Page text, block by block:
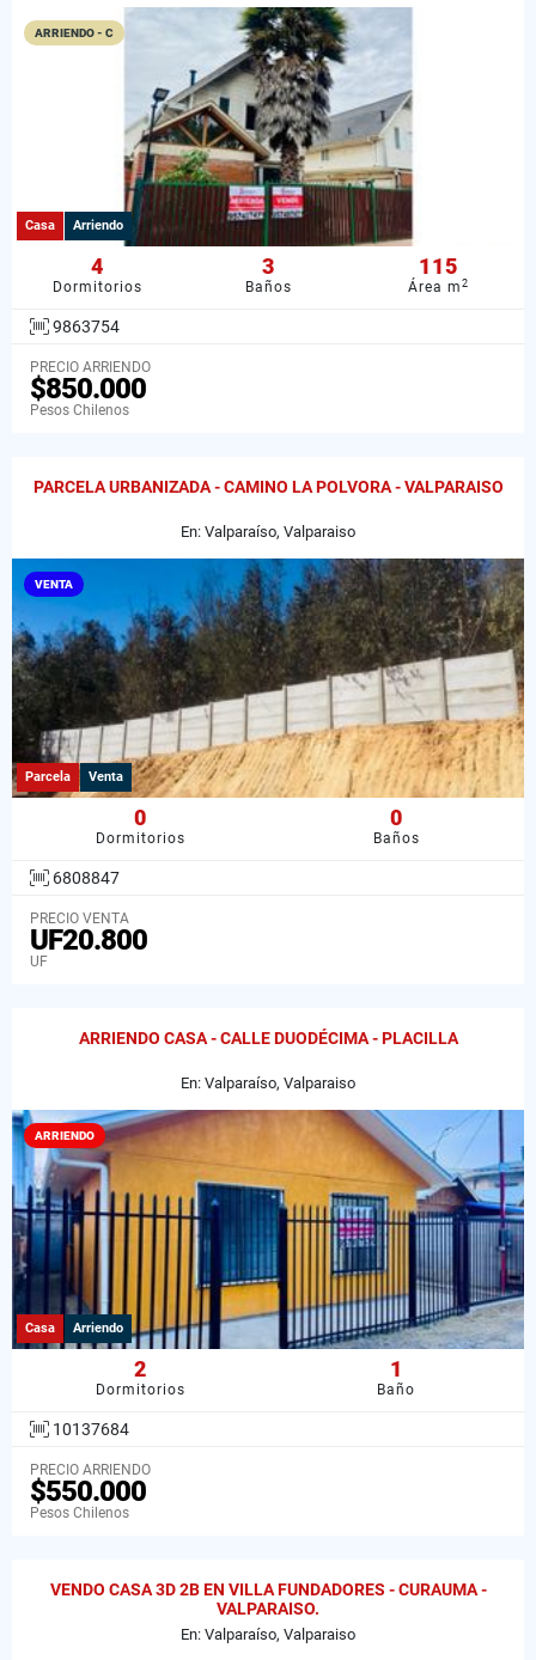
ARRIENDO - C
Casa Arriendo
4
Dormitorios
3
Baños
115
Área m2
9863754
PRECIO ARRIENDO
$850.000
Pesos Chilenos
PARCELA URBANIZADA - CAMINO LA POLVORA - VALPARAISO
En: Valparaíso, Valparaiso
VENTA
Parcela Venta
0
Dormitorios
0
Baños
6808847
PRECIO VENTA
UF20.800
UF
ARRIENDO CASA - CALLE DUODÉCIMA - PLACILLA
En: Valparaíso, Valparaiso
ARRIENDO
Casa Arriendo
2
Dormitorios
1
Baño
10137684
PRECIO ARRIENDO
$550.000
Pesos Chilenos
VENDO CASA 3D 2B EN VILLA FUNDADORES - CURAUMA -
VALPARAISO.
En: Valparaíso, Valparaiso